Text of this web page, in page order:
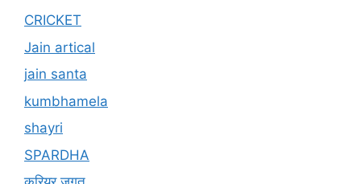
CRICKET
Jain artical
jain santa
kumbhamela
shayri
SPARDHA
करियर जगत